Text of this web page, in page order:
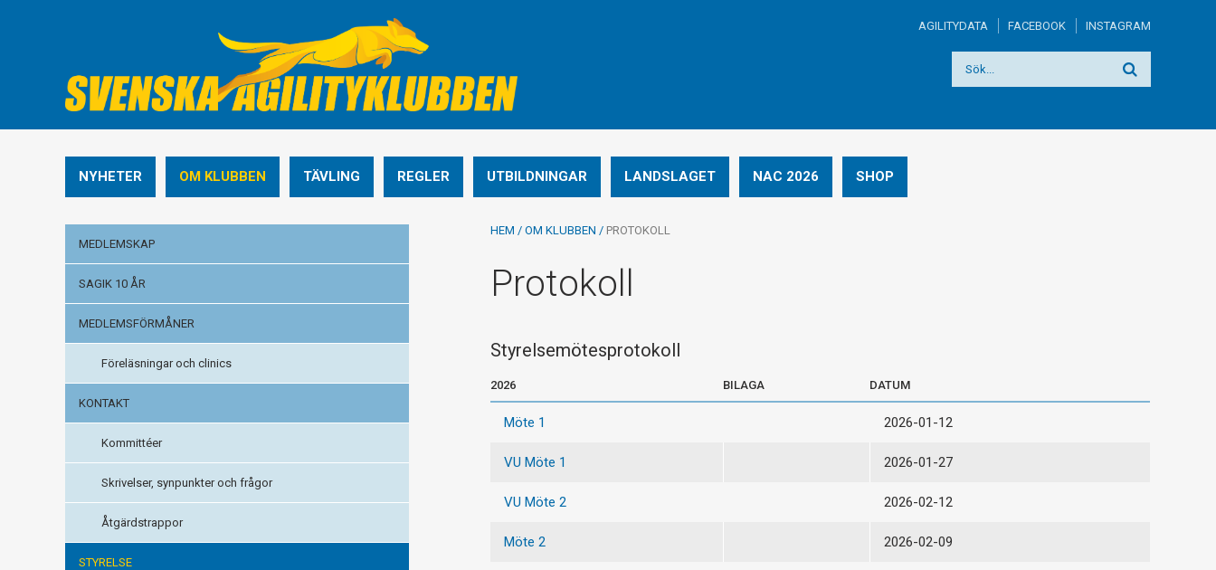
AGILITYDATA FACEBOOK INSTAGRAM
NYHETER OM KLUBBEN TÄVLING REGLER UTBILDNINGAR LANDSLAGET NAC 2026 SHOP
MEDLEMSKAP
SAGIK 10 ÅR
MEDLEMSFÖRMÅNER
Föreläsningar och clinics
KONTAKT
Kommittéer
Skrivelser, synpunkter och frågor
Åtgärdstrappor
STYRELSE
HEM / OM KLUBBEN / PROTOKOLL
Protokoll
Styrelsemötesprotokoll
2026 BILAGA DATUM
Möte 1 2026-01-12
VU Möte 1 2026-01-27
VU Möte 2 2026-02-12
Möte 2 2026-02-09